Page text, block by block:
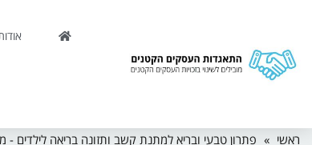
ראשי » פתרון טבעי ובריא למתנת קשב ותזונה בריאה לילדים -